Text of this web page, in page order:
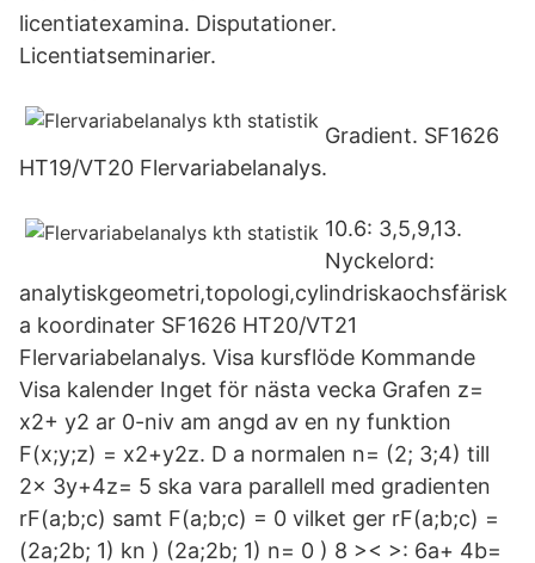
licentiatexamina. Disputationer.
Licentiatseminarier.
Gradient. SF1626
HT19/VT20 Flervariabelanalys.
10.6: 3,5,9,13.
Nyckelord:
analytiskgeometri,topologi,cylindriskaochsfärisk
a koordinater SF1626 HT20/VT21
Flervariabelanalys. Visa kursflöde Kommande
Visa kalender Inget för nästa vecka Grafen z=
x2+ y2 ar 0-niv am angd av en ny funktion
F(x;y;z) = x2+y2z. D a normalen n= (2; 3;4) till
2x 3y+4z= 5 ska vara parallell med gradienten
rF(a;b;c) samt F(a;b;c) = 0 vilket ger rF(a;b;c) =
(2a;2b; 1) kn ) (2a;2b; 1) n= 0 ) 8 >< >: 6a+ 4b=